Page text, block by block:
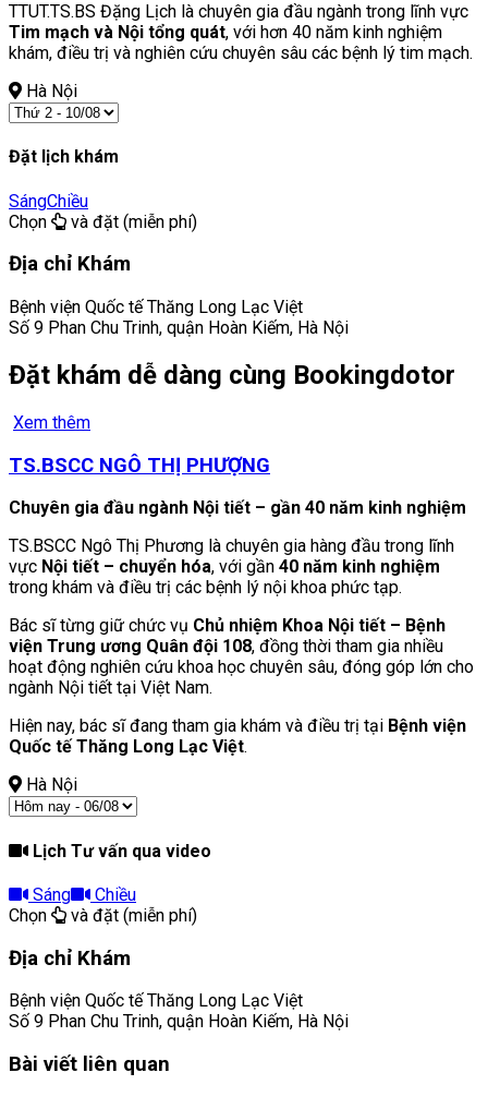
TTUT.TS.BS Đặng Lịch là chuyên gia đầu ngành trong lĩnh vực
Tim mạch và Nội tổng quát, với hơn 40 năm kinh nghiệm
khám, điều trị và nghiên cứu chuyên sâu các bệnh lý tim mạch.
Hà Nội
Đặt lịch khám
SángChiều
Chọn
và đặt (miễn phí)
Địa chỉ Khám
Bệnh viện Quốc tế Thăng Long Lạc Việt
Số 9 Phan Chu Trinh, quận Hoàn Kiếm, Hà Nội
Đặt khám dễ dàng cùng Bookingdotor
Xem thêm
TS.BSCC NGÔ THỊ PHƯỢNG
Chuyên gia đầu ngành Nội tiết – gần 40 năm kinh nghiệm
TS.BSCC Ngô Thị Phương là chuyên gia hàng đầu trong lĩnh
vực Nội tiết – chuyển hóa, với gần 40 năm kinh nghiệm
trong khám và điều trị các bệnh lý nội khoa phức tạp.
Bác sĩ từng giữ chức vụ Chủ nhiệm Khoa Nội tiết – Bệnh
viện Trung ương Quân đội 108, đồng thời tham gia nhiều
hoạt động nghiên cứu khoa học chuyên sâu, đóng góp lớn cho
ngành Nội tiết tại Việt Nam.
Hiện nay, bác sĩ đang tham gia khám và điều trị tại Bệnh viện
Quốc tế Thăng Long Lạc Việt.
Hà Nội
Lịch Tư vấn qua video
Sáng
Chiều
Chọn
và đặt (miễn phí)
Địa chỉ Khám
Bệnh viện Quốc tế Thăng Long Lạc Việt
Số 9 Phan Chu Trinh, quận Hoàn Kiếm, Hà Nội
Bài viết liên quan